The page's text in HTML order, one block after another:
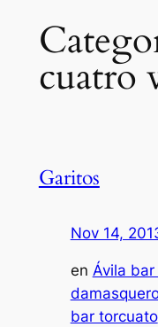
cuatro
Garitos
Nov 14,
en Ávila
bar torcuato